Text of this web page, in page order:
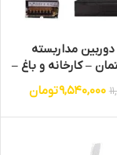
عدد دوربین مداربسته
– کارخانه و باغ –
تشخیص چهره
9,540,000تومان